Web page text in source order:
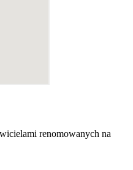
renomowanych na